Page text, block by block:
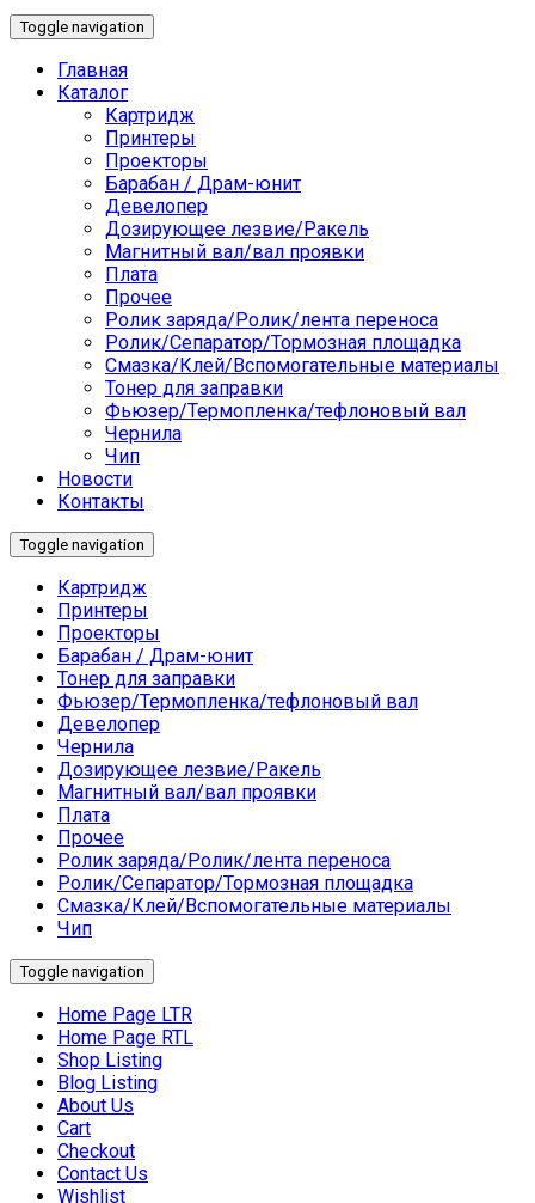
Toggle navigation
Главная
Каталог
Картридж
Принтеры
Проекторы
Барабан / Драм-юнит
Девелопер
Дозирующее лезвие/Ракель
Магнитный вал/вал проявки
Плата
Прочее
Ролик заряда/Ролик/лента переноса
Ролик/Сепаратор/Тормозная площадка
Смазка/Клей/Вспомогательные материалы
Тонер для заправки
Фьюзер/Термопленка/тефлоновый вал
Чернила
Чип
Новости
Контакты
Toggle navigation
Картридж
Принтеры
Проекторы
Барабан / Драм-юнит
Тонер для заправки
Фьюзер/Термопленка/тефлоновый вал
Девелопер
Чернила
Дозирующее лезвие/Ракель
Магнитный вал/вал проявки
Плата
Прочее
Ролик заряда/Ролик/лента переноса
Ролик/Сепаратор/Тормозная площадка
Смазка/Клей/Вспомогательные материалы
Чип
Toggle navigation
Home Page LTR
Home Page RTL
Shop Listing
Blog Listing
About Us
Cart
Checkout
Contact Us
Wishlist